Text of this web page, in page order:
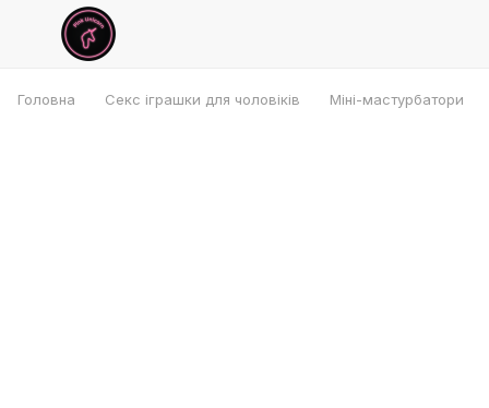
Головна Секс іграшки для чоловіків Міні-мастурбатори